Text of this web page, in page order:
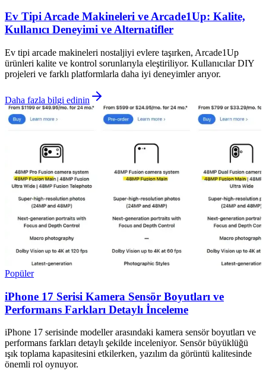
Ev Tipi Arcade Makineleri ve Arcade1Up: Kalite,
Kullanıcı Deneyimi ve Alternatifler
Ev tipi arcade makineleri nostaljiyi evlere taşırken, Arcade1Up
ürünleri kalite ve kontrol sorunlarıyla eleştiriliyor. Kullanıcılar DIY
projeleri ve farklı platformlarla daha iyi deneyimler arıyor.
Daha fazla bilgi edinin
Popüler
iPhone 17 Serisi Kamera Sensör Boyutları ve
Performans Farkları Detaylı İnceleme
iPhone 17 serisinde modeller arasındaki kamera sensör boyutları ve
performans farkları detaylı şekilde inceleniyor. Sensör büyüklüğü
ışık toplama kapasitesini etkilerken, yazılım da görüntü kalitesinde
önemli rol oynuyor.